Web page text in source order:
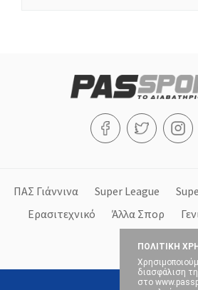
ΠΟΛΙΤΙΚΗ
διασφάλιση
στο
ΠΑΣ Γιάννινα Super League
Ερασιτεχνικό
Άλλα Σπορ